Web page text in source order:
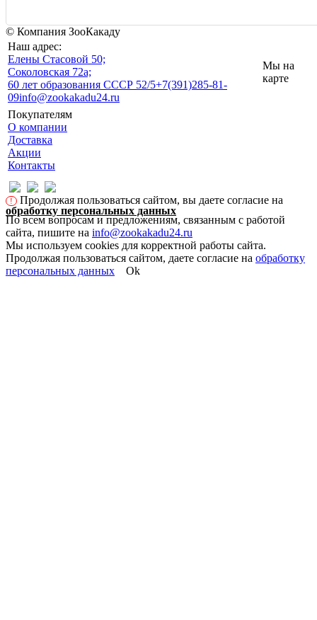
© Компания ЗооКакаду
Наш адрес:
Eлены Стасовой 50;
Соколовская 72а;
60 лет образования СССР 52/5+7(391)285-81-
09info@zookakadu24.ru
Мы на
карте
Покупателям
О компании
Доставка
Акции
Контакты
!
Продолжая пользоваться сайтом, вы даете согласие на
обработку персональных данных
По всем вопросам и предложениям, связанным с работой
сайта, пишите на info@zookakadu24.ru
Мы используем cookies для корректной работы сайта.
Продолжая пользоваться сайтом, даете согласие на обработку
персональных данных
Ok